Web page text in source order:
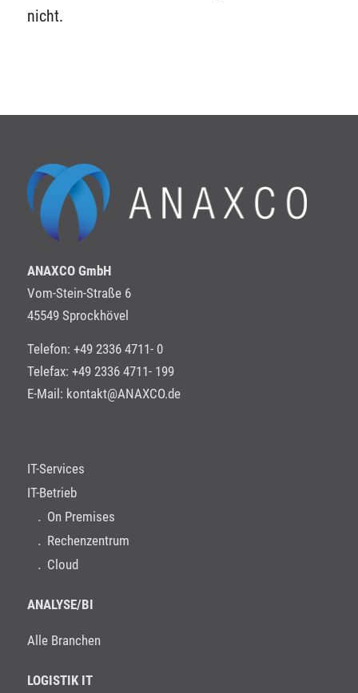
nicht.
ANAXCO GmbH
Vom-Stein-Straße 6
45549 Sprockhövel
Telefon: +49 2336 4711- 0
Telefax: +49 2336 4711- 199
E-Mail: kontakt@ANAXCO.de
IT-Services
IT-Betrieb
On Premises
Rechenzentrum
Cloud
ANALYSE/BI
Alle Branchen
LOGISTIK IT